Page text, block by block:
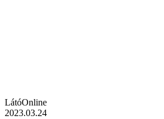
LátóOnline
2023.03.24